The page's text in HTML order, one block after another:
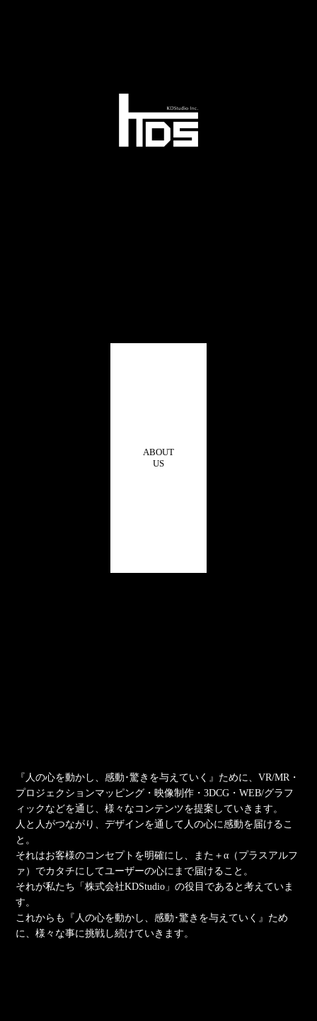
ABOUT
US
『人の心を動かし、感動･驚きを与えていく』ために、VR/MR・
プロジェクションマッピング・映像制作・3DCG・WEB/グラフ
ィックなどを通じ、様々なコンテンツを提案していきます。
人と人がつながり、デザインを通して人の心に感動を届けるこ
と。
それはお客様のコンセプトを明確にし、また＋α（プラスアルフ
ァ）でカタチにしてユーザーの心にまで届けること。
それが私たち「株式会社KDStudio」の役目であると考えていま
す。
これからも『人の心を動かし、感動･驚きを与えていく』ため
に、様々な事に挑戦し続けていきます。